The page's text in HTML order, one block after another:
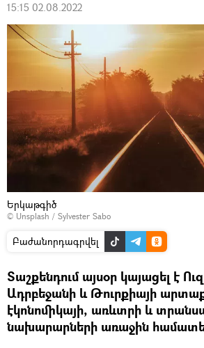
15:15 02.08.2022
Երկաթգիծ
© Unsplash / Sylvester Sabo
Բաժանորդագրվել
Տաշքենդում այսօր կայացել է
Ադրբեջանի և Թուրքիայի
էկոնոմիկայի, առևտրի և
նախարարների առաջին